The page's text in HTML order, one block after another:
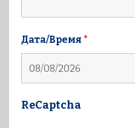
Дата/Время *
ReCaptcha